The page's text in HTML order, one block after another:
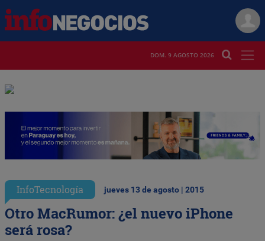
DOM. 9 AGOSTO 2026
InfoTecnología jueves 13 de agosto | 2015
Otro MacRumor: ¿el nuevo iPhone
será rosa?